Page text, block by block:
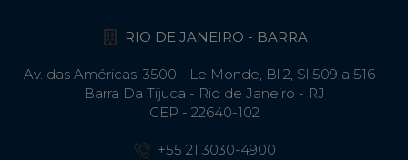
RIO DE JANEIRO - BARRA
Av. das Américas, 3500 - Le Monde, Bl 2, Sl 509 a 516 -
Barra Da Tijuca - Rio de Janeiro - RJ
CEP - 22640-102​
+55 21 3030-4900